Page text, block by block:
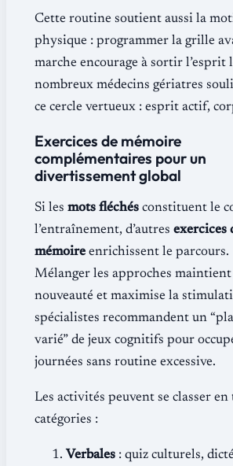
Cette routine soutient aussi la
physique : programmer la grille
marche encourage à sortir l’esprit
nombreux médecins gériatres
ce cercle vertueux : esprit actif,
Exercices de mémoire
complémentaires pour un
divertissement global
Si les mots fléchés constituent le
l’entraînement, d’autres exercices
mémoire enrichissent le parcours.
Mélanger les approches
nouveauté et maximise la
spécialistes recommandent un
varié” de jeux cognitifs pour
journées sans routine excessive.
Les activités peuvent se classer en
catégories :
Verbales : quiz culturels,